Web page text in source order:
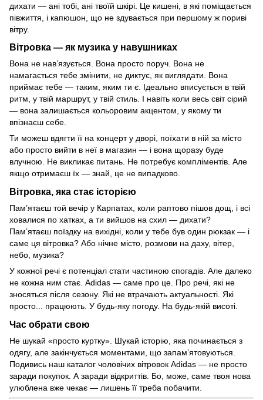
дихати — ані тобі, ані твоїй шкірі. Це кишені, в які поміщається
півжиття, і капюшон, що не здувається при першому ж пориві
вітру.
Вітровка — як музика у навушниках
Вона не нав’язується. Вона просто поруч. Вона не
намагається тебе змінити, не диктує, як виглядати. Вона
приймає тебе — таким, яким ти є. Ідеально вписується в твій
ритм, у твій маршрут, у твій стиль. І навіть коли весь світ сірий
— вона залишається кольоровим акцентом, у якому ти
впізнаєш себе.
Ти можеш вдягти її на концерт у дворі, поїхати в ній за місто
або просто вийти в неї в магазин — і вона щоразу буде
влучною. Не викликає питань. Не потребує компліментів. Але
якщо отримаєш їх — знай, це не випадково.
Вітровка, яка стає історією
Пам’ятаєш той вечір у Карпатах, коли раптово пішов дощ, і всі
ховалися по хатках, а ти вийшов на схил — дихати?
Пам’ятаєш поїздку на вихідні, коли у тебе був один рюкзак — і
саме ця вітровка? Або нічне місто, розмови на даху, вітер,
небо, музика?
У кожної речі є потенціал стати частиною спогадів. Але далеко
не кожна ним стає. Adidas — саме про це. Про речі, які не
зносяться після сезону. Які не втрачають актуальності. Які
просто... працюють. У будь-яку погоду. На будь-якій висоті.
Час обрати свою
Не шукай «просто куртку». Шукай історію, яка починається з
одягу, але закінчується моментами, що запам’ятовуються.
Подивись наш каталог чоловічих вітровок Adidas — не просто
заради покупок. А заради відкриттів. Бо, може, саме твоя нова
улюблена вже чекає — лишень її треба побачити.